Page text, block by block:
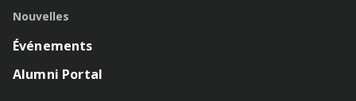
Nouvelles
Événements
Alumni Portal